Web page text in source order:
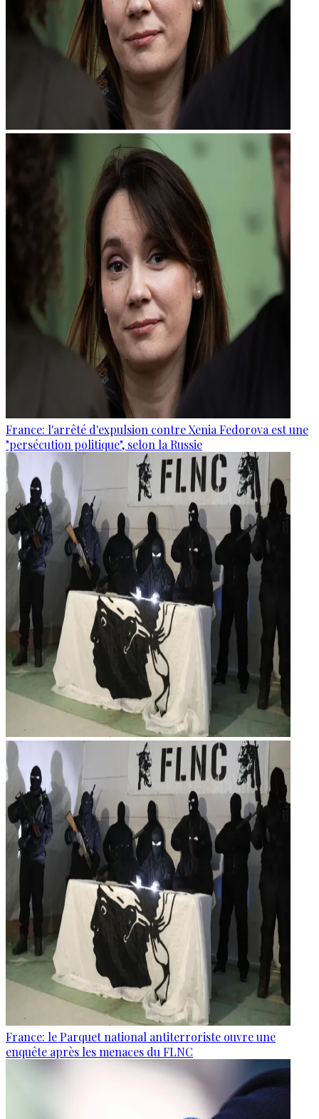
France: l'arrêté d'expulsion contre Xenia Fedorova est une
"persécution politique", selon la Russie
France: le Parquet national antiterroriste ouvre une
enquête après les menaces du FLNC